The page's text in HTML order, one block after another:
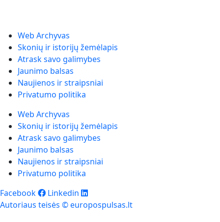
Web Archyvas
Skonių ir istorijų žemėlapis
Atrask savo galimybes
Jaunimo balsas
Naujienos ir straipsniai
Privatumo politika
Web Archyvas
Skonių ir istorijų žemėlapis
Atrask savo galimybes
Jaunimo balsas
Naujienos ir straipsniai
Privatumo politika
Facebook
Linkedin
Autoriaus teisės © europospulsas.lt